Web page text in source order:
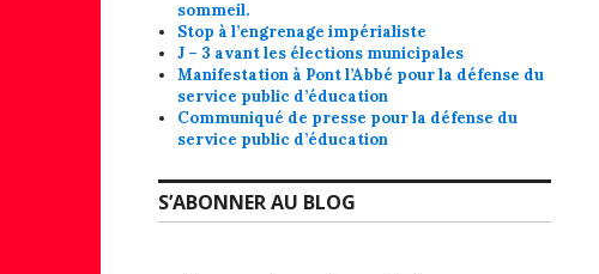
sommeil.
Stop à l’engrenage impérialiste
J – 3 avant les élections municipales
Manifestation à Pont l’Abbé pour la défense du
service public d’éducation
Communiqué de presse pour la défense du
service public d’éducation
S’ABONNER AU BLOG